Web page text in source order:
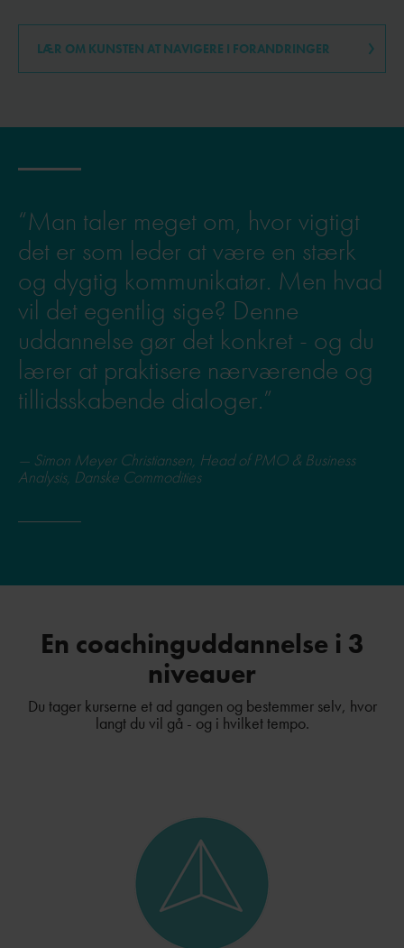
LÆR OM KUNSTEN AT NAVIGERE I FORANDRINGER
“Man taler meget om, hvor vigtigt
det er som leder at være en stærk
og dygtig kommunikatør. Men hvad
vil det egentlig sige? Denne
uddannelse gør det konkret - og du
lærer at praktisere nærværende og
tillidsskabende dialoger.”
Simon Meyer Christiansen, Head of PMO & Business
Analysis, Danske Commodities
En coachinguddannelse i 3
niveauer
Du tager kurserne et ad gangen og bestemmer selv, hvor
langt du vil gå - og i hvilket tempo.